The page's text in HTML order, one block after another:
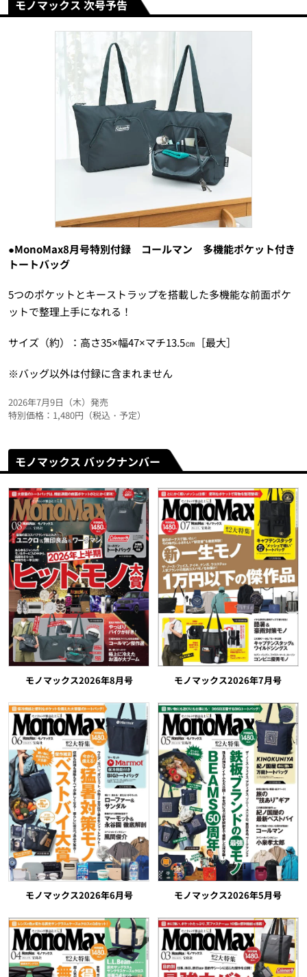
モノマックス 次号予告
●MonoMax8月号特別付録 コールマン 多機能ポケット付き
トートバッグ
5つのポケットとキーストラップを搭載した多機能な前面ポケ
ットで整理上手になれる！
サイズ（約）：高さ35×幅47×マチ13.5㎝［最大］
※バッグ以外は付録に含まれません
2026年7月9日（木）発売
特別価格：1,480円（税込・予定）
モノマックス バックナンバー
モノマックス2026年8月号 モノマックス2026年7月号
モノマックス2026年6月号 モノマックス2026年5月号